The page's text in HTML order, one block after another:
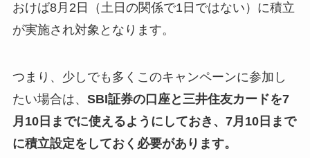
おけば8月2日（土日の関係で1日ではない）に積立
が実施され対象となります。
つまり、少しでも多くこのキャンペーンに参加し
たい場合は、 SBI証券の口座と三井住友カードを7
月10日までに使えるようにしておき、7月10日まで
に積立設定をしておく必要があります。